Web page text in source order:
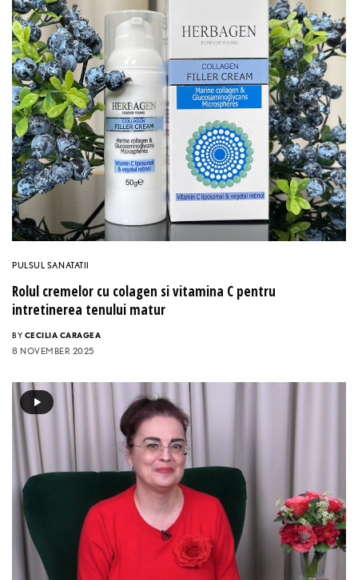
PULSUL SANATATII
Rolul cremelor cu colagen si vitamina C pentru
intretinerea tenului matur
BY CECILIA CARAGEA
8 NOVEMBER 2025